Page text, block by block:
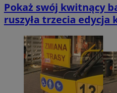
Pokaż swój kwitnący
ruszyła trzecia edycja